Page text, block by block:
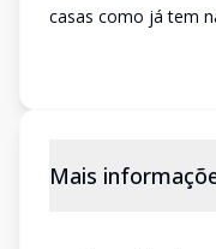
casas como já tem
Mais